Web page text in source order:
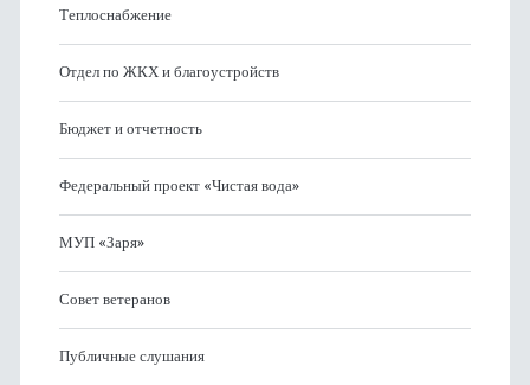
Теплоснабжение
Отдел по ЖКХ и благоустройств
Бюджет и отчетность
Федеральный проект «Чистая вода»
МУП «Заря»
Совет ветеранов
Публичные слушания